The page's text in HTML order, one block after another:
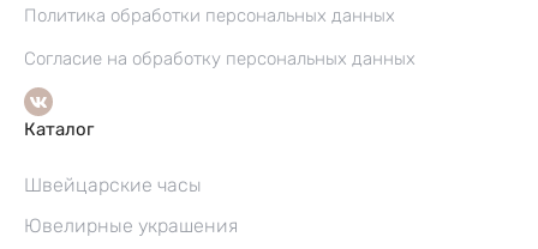
Политика обработки персональных данных
Согласие на обработку персональных данных
Каталог
Швейцарские часы
Ювелирные украшения